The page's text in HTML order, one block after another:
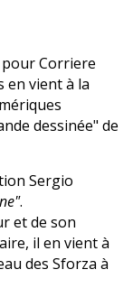
pour Corriere
en vient à la
dessinée" de
Sergio
.
et de son
il en vient à
des Sforza à